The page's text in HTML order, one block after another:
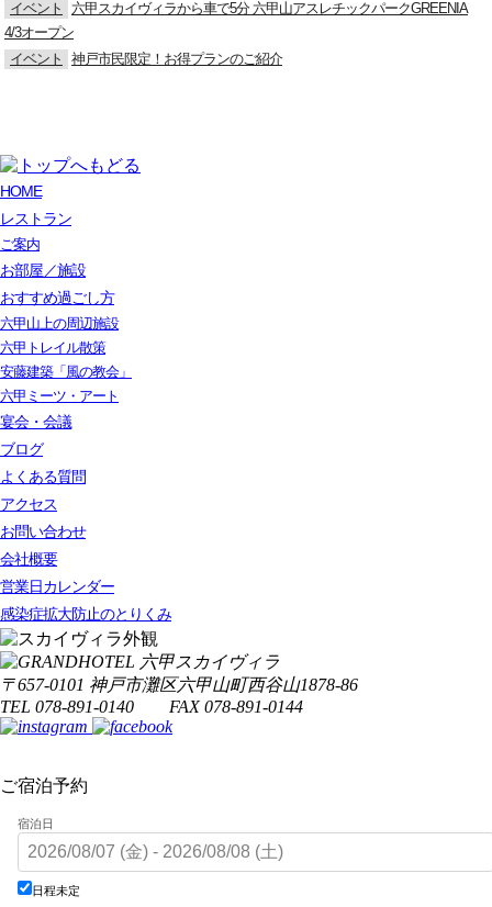
イベント
六甲スカイヴィラから車で5分 六甲山アスレチックパークGREENIA
4/3オープン
イベント
神戸市民限定！お得プランのご紹介
HOME
レストラン
ご案内
お部屋／施設
おすすめ過ごし方
六甲山上の周辺施設
六甲トレイル散策
安藤建築「風の教会」
六甲ミーツ・アート
宴会・会議
ブログ
よくある質問
アクセス
お問い合わせ
会社概要
営業日カレンダー
感染症拡大防止のとりくみ
〒657-0101 神戸市灘区六甲山町西谷山1878-86
TEL 078-891-0140 FAX 078-891-0144
ご宿泊予約
宿泊日
日程未定